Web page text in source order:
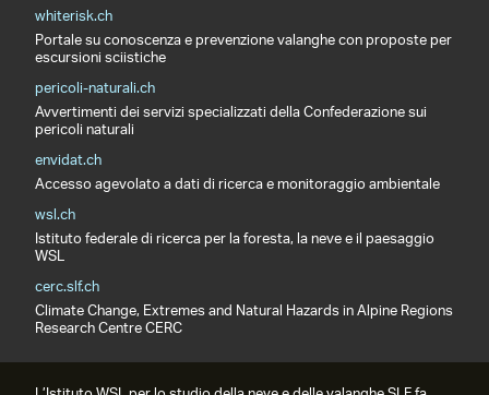
whiterisk.ch
Portale su conoscenza e prevenzione valanghe con proposte per
escursioni sciistiche
pericoli-naturali.ch
Avvertimenti dei servizi specializzati della Confederazione sui
pericoli naturali
envidat.ch
Accesso agevolato a dati di ricerca e monitoraggio ambientale
wsl.ch
Istituto federale di ricerca per la foresta, la neve e il paesaggio
WSL
cerc.slf.ch
Climate Change, Extremes and Natural Hazards in Alpine Regions
Research Centre CERC